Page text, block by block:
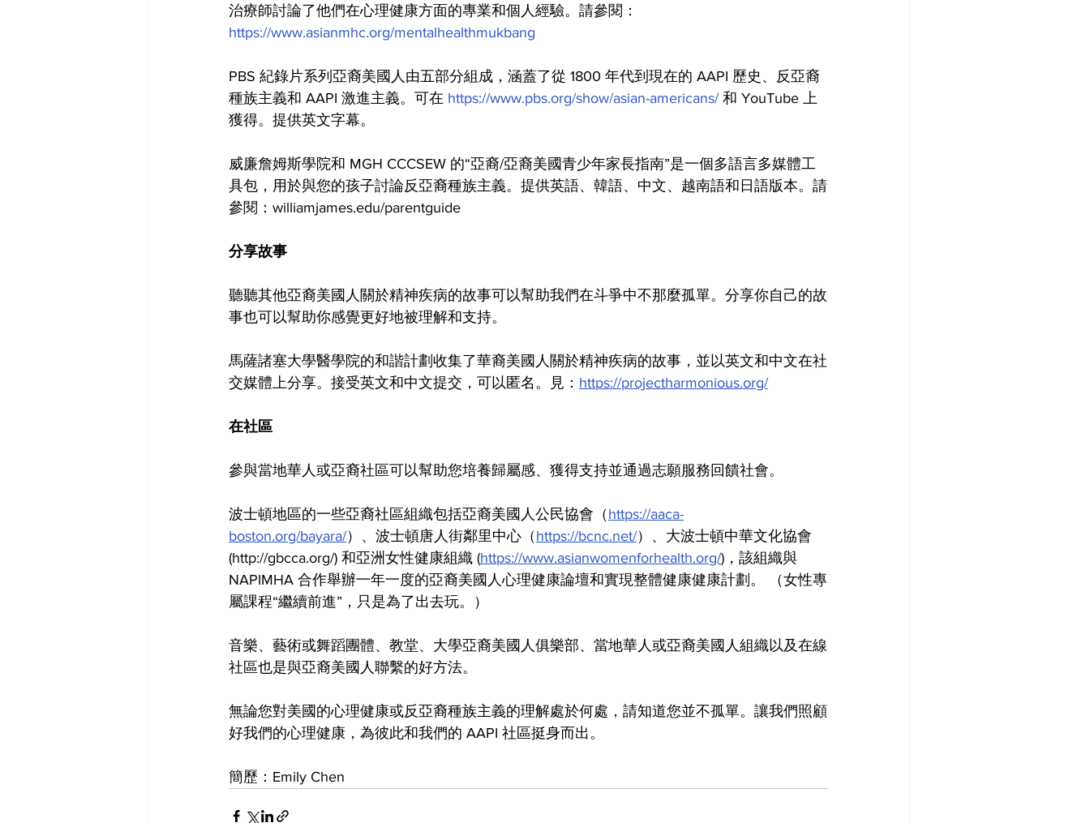
治療師討論了他們在心理健康方面的專業和個人經驗。請參閱：
https://www.asianmhc.org/mentalhealthmukbang
PBS 紀錄片系列亞裔美國人由五部分組成，涵蓋了從 1800 年代到現在的 AAPI 歷史、反亞裔
種族主義和 AAPI 激進主義。可在 https://www.pbs.org/show/asian-americans/ 和 YouTube 上
獲得。提供英文字幕。
威廉詹姆斯學院和 MGH CCCSEW 的“亞裔/亞裔美國青少年家長指南”是一個多語言多媒體工
具包，用於與您的孩子討論反亞裔種族主義。提供英語、韓語、中文、越南語和日語版本。請
參閱：williamjames.edu/parentguide
分享故事
聽聽其他亞裔美國人關於精神疾病的故事可以幫助我們在斗爭中不那麼孤單。分享你自己的故
事也可以幫助你感覺更好地被理解和支持。
馬薩諸塞大學醫學院的和諧計劃收集了華裔美國人關於精神疾病的故事，並以英文和中文在社
交媒體上分享。接受英文和中文提交，可以匿名。見： https://projectharmonious.org/
在社區
參與當地華人或亞裔社區可以幫助您培養歸屬感、獲得支持並通過志願服務回饋社會。
波士頓地區的一些亞裔社區組織包括亞裔美國人公民協會（ https://aaca-
boston.org/bayara/）、波士頓唐人街鄰里中心（ https://bcnc.net/）、大波士頓中華文化協會
(http://gbcca.org/) 和亞洲女性健康組織 (https://www.asianwomenforhealth.org/)，該組織與
NAPIMHA 合作舉辦一年一度的亞裔美國人心理健康論壇和實現整體健康健康計劃。 （女性專
屬課程“繼續前進”，只是為了出去玩。）
音樂、藝術或舞蹈團體、教堂、大學亞裔美國人俱樂部、當地華人或亞裔美國人組織以及在線
社區也是與亞裔美國人聯繫的好方法。
無論您對美國的心理健康或反亞裔種族主義的理解處於何處，請知道您並不孤單。讓我們照顧
好我們的心理健康，為彼此和我們的 AAPI 社區挺身而出。
簡歷：Emily Chen